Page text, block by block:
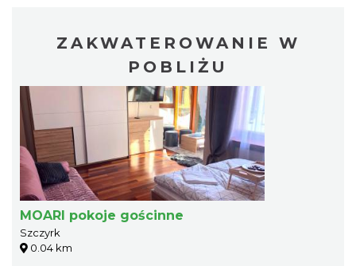
ZAKWATEROWANIE W
POBLIŻU
MOARI pokoje gościnne
Szczyrk
0.04 km